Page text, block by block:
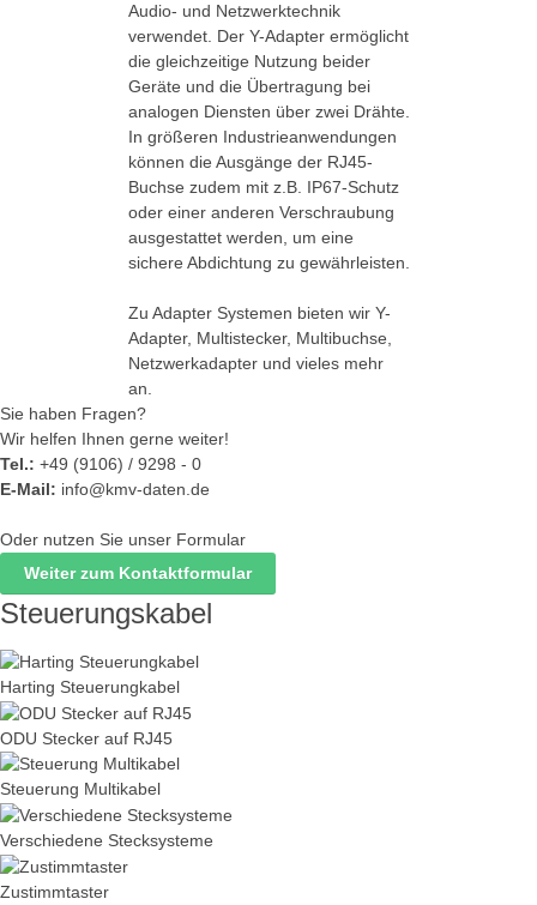
Audio- und Netzwerktechnik
verwendet. Der Y-Adapter ermöglicht
die gleichzeitige Nutzung beider
Geräte und die Übertragung bei
analogen Diensten über zwei Drähte.
In größeren Industrieanwendungen
können die Ausgänge der RJ45-
Buchse zudem mit z.B. IP67-Schutz
oder einer anderen Verschraubung
ausgestattet werden, um eine
sichere Abdichtung zu gewährleisten.
Zu Adapter Systemen bieten wir Y-
Adapter, Multistecker, Multibuchse,
Netzwerkadapter und vieles mehr
an.
Sie haben Fragen?
Wir helfen Ihnen gerne weiter!
Tel.: +49 (9106) / 9298 - 0
E-Mail: info@kmv-daten.de
Oder nutzen Sie unser Formular
Weiter zum Kontaktformular
Steuerungskabel
Harting Steuerungkabel
ODU Stecker auf RJ45
Steuerung Multikabel
Verschiedene Stecksysteme
Zustimmtaster